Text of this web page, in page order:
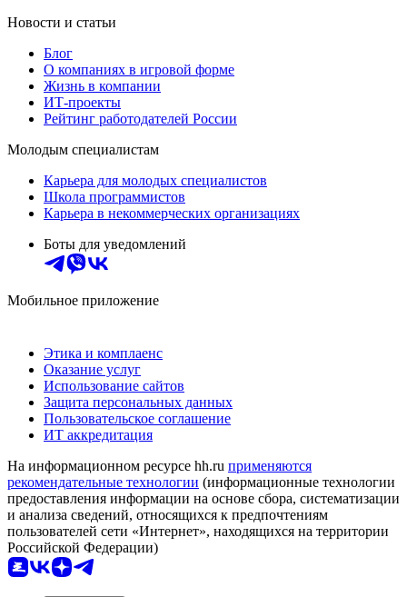
Новости и статьи
Блог
О компаниях в игровой форме
Жизнь в компании
ИТ-проекты
Рейтинг работодателей России
Молодым специалистам
Карьера для молодых специалистов
Школа программистов
Карьера в некоммерческих организациях
Боты для уведомлений
Мобильное приложение
Этика и комплаенс
Оказание услуг
Использование сайтов
Защита персональных данных
Пользовательское соглашение
ИТ аккредитация
На информационном ресурсе hh.ru применяются
рекомендательные технологии (информационные технологии
предоставления информации на основе сбора, систематизации
и анализа сведений, относящихся к предпочтениям
пользователей сети «Интернет», находящихся на территории
Российской Федерации)